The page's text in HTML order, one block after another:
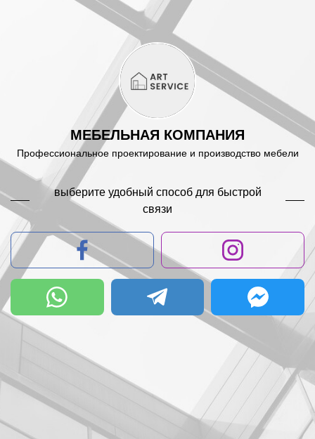
МЕБЕЛЬНАЯ КОМПАНИЯ
Профессиональное проектирование и производство мебели
выберите удобный способ для быстрой
связи